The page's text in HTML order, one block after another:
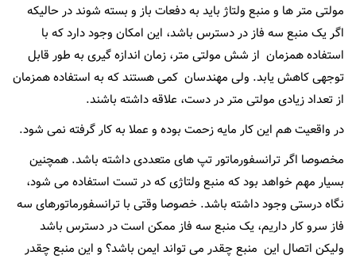
مولتی متر ها و منبع ولتاژ باید به دفعات باز و بسته شوند در حالیکه
اگر یک منبع سه فاز در دسترس باشد، این امکان وجود دارد که با
استفاده همزمان از شش مولتی متر، زمان اندازه گیری به طور قابل
توجهی کاهش یابد. ولی مهندسان کمی هستند که به استفاده همزمان
از تعداد زیادی مولتی متر در دست، علاقه داشته باشند.
در واقعیت هم این کار مایه زحمت بوده و عملا به کار گرفته نمی شود.
مخصوصا اگر ترانسفورماتور تپ های متعددی داشته باشد. همچنین
بسیار مهم خواهد بود که منبع ولتاژی که در تست استفاده می شود،
نگاه درستی وجود داشته باشد. خصوصا وقتی با ترانسفورماتورهای سه
فاز سرو کار داریم، یک منبع سه فاز ممکن است در دسترس باشد
ولیکن اتصال این منبع چقدر می تواند ایمن باشد؟ و این منبع چقدر